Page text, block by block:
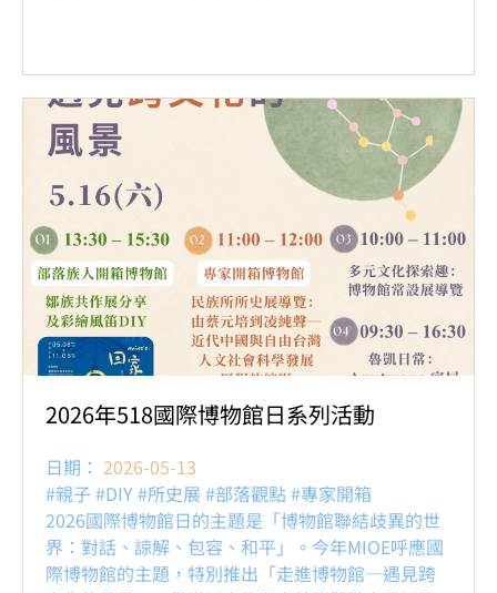
2026年518國際博物館日系列活動
日期： 2026-05-13
#親子 #DIY #所史展 #部落觀點 #專家開箱
2026國際博物館日的主題是「博物館聯結歧異的世
界：對話、諒解、包容、和平」。今年MIOE呼應國
際博物館的主題，特別推出「走進博物館─遇見跨